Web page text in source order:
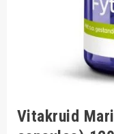
Vitakruid